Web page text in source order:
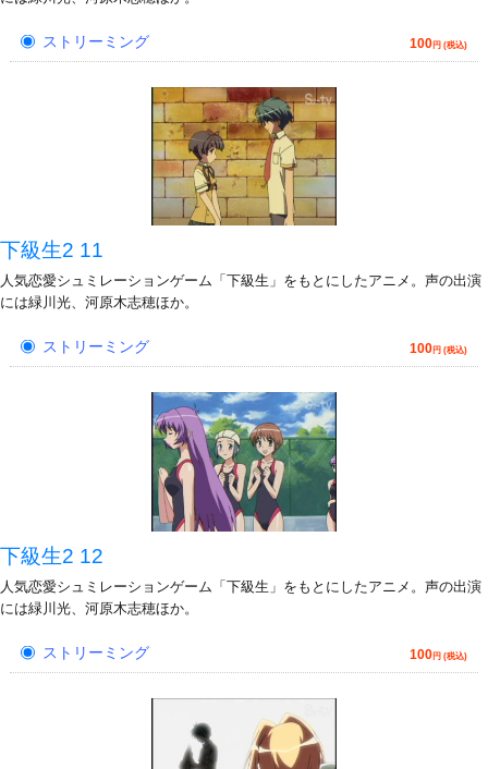
ストリーミング 100円 (税込)
下級生2 11
人気恋愛シュミレーションゲーム「下級生」をもとにしたアニメ。声の出演
には緑川光、河原木志穂ほか。
ストリーミング 100円 (税込)
下級生2 12
人気恋愛シュミレーションゲーム「下級生」をもとにしたアニメ。声の出演
には緑川光、河原木志穂ほか。
ストリーミング 100円 (税込)